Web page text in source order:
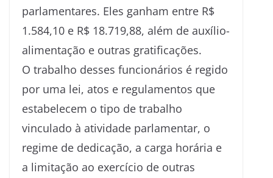
parlamentares. Eles ganham entre R$
1.584,10 e R$ 18.719,88, além de auxílio-
alimentação e outras gratificações.
O trabalho desses funcionários é regido
por uma lei, atos e regulamentos que
estabelecem o tipo de trabalho
vinculado à atividade parlamentar, o
regime de dedicação, a carga horária e
a limitação ao exercício de outras